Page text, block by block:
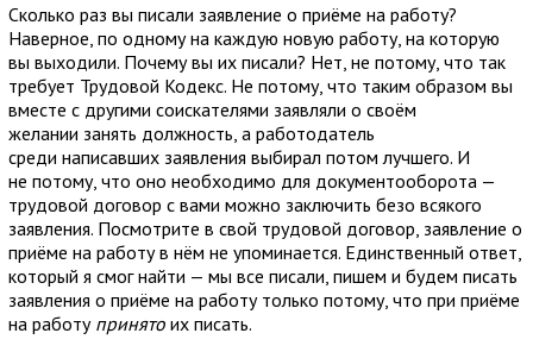
Сколько раз вы писали заявление о приёме на работу?
Наверное, по одному на каждую новую работу, на которую
вы выходили. Почему вы их писали? Нет, не потому, что так
требует Трудовой Кодекс. Не потому, что таким образом вы
вместе с другими соискателями заявляли о своём
желании занять должность, а работодатель
среди написавших заявления выбирал потом лучшего. И
не потому, что оно необходимо для документооборота —
трудовой договор с вами можно заключить безо всякого
заявления. Посмотрите в свой трудовой договор, заявление о
приёме на работу в нём не упоминается. Единственный ответ,
который я смог найти — мы все писали, пишем и будем писать
заявления о приёме на работу только потому, что при приёме
на работу принято их писать.